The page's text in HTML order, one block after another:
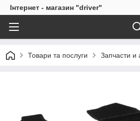
Інтернет - магазин "driver"
Товари та послуги Запчасти и